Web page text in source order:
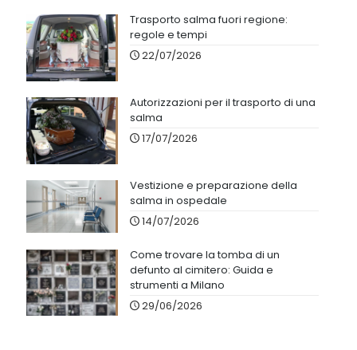
Trasporto salma fuori regione:
regole e tempi
22/07/2026
Autorizzazioni per il trasporto di una
salma
17/07/2026
Vestizione e preparazione della
salma in ospedale
14/07/2026
Come trovare la tomba di un
defunto al cimitero: Guida e
strumenti a Milano
29/06/2026